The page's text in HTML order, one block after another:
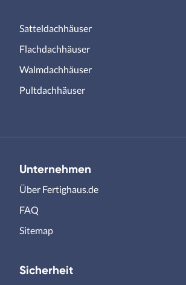
Satteldachhäuser
Flachdachhäuser
Walmdachhäuser
Pultdachhäuser
Unternehmen
Über Fertighaus.de
FAQ
Sitemap
Sicherheit